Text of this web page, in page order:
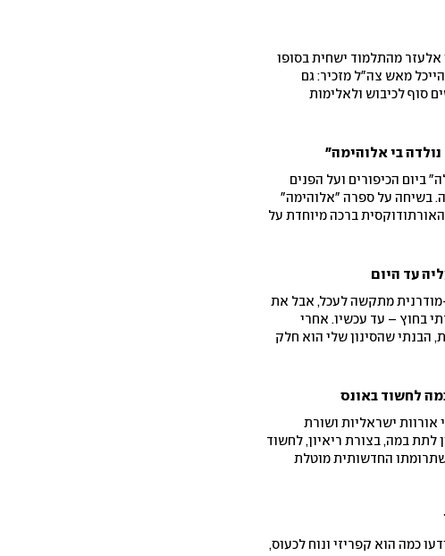
מהתלמוד ישחית בסופו
מאש צה"ל מזכיר: גם
סוף לכיבוש ולאלימות
בי אלוהימה"
ביום הכיפורים ועל הפנים
בשיחה על ספרה "אלוהימה"
ברכה מיוחדת על
ברכה שמעידה על הפלא הזה"
עד היום
מודרנית מתקשה לעכל, אבל את
בחוץ – עד עכשיו. אחרי
הבנתי שהסינון שלי הוא חלק
שלנו
לחשוד באונס
חדשות 13, שעוסק בניקוי אורוות ישראליות ושורת
לתת במה, בצורת ריאיון, לחשוד
החדשותית מוטלת
האמיצות: בחזרה לשתי נשים
כמה הוא קפריזי ונוח לכעוס,